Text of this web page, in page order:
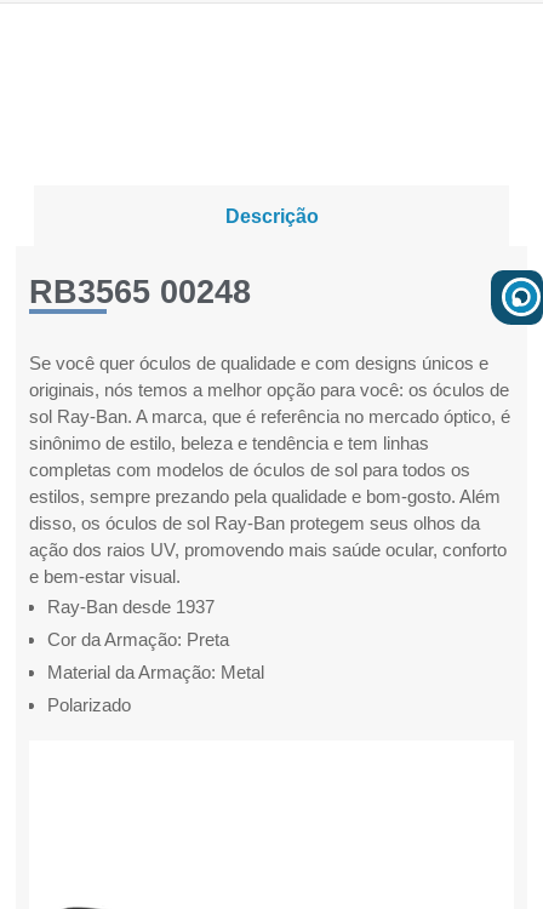
Descrição
RB3565 00248
Se você quer óculos de qualidade e com designs únicos e
originais, nós temos a melhor opção para você: os óculos de
sol Ray-Ban. A marca, que é referência no mercado óptico, é
sinônimo de estilo, beleza e tendência e tem linhas
completas com modelos de óculos de sol para todos os
estilos, sempre prezando pela qualidade e bom-gosto. Além
disso, os óculos de sol Ray-Ban protegem seus olhos da
ação dos raios UV, promovendo mais saúde ocular, conforto
e bem-estar visual.
Ray-Ban desde 1937
Cor da Armação: Preta
Material da Armação: Metal
Polarizado